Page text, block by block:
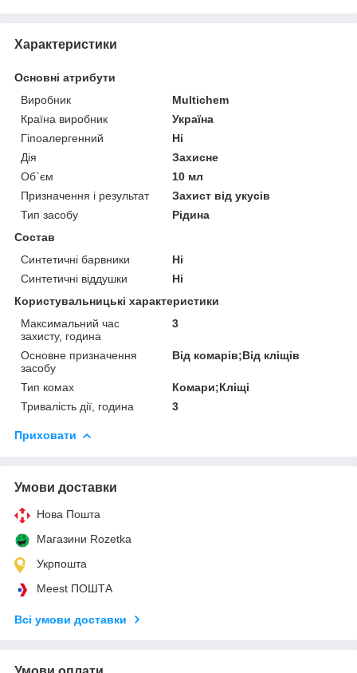
Характеристики
Основні атрибути
Виробник
Multichem
Країна виробник
Україна
Гіпоалергенний
Ні
Дія
Захисне
Об`єм
10 мл
Призначення і результат
Захист від укусів
Тип засобу
Рідина
Состав
Синтетичні барвники
Ні
Синтетичні віддушки
Ні
Користувальницькі характеристики
Максимальний час
захисту, година
3
Основне призначення
засобу
Від комарів;Від кліщів
Тип комах
Комари;Кліщі
Тривалість дії, година
3
Приховати
Умови доставки
Нова Пошта
Магазини Rozetka
Укрпошта
Meest ПОШТА
Всі умови доставки